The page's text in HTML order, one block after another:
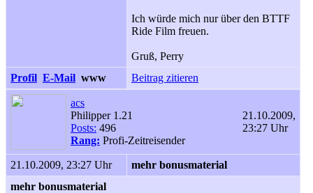
Ich würde mich nur über den BTTF
Ride Film freuen.
Gruß, Perry
Profil E-Mail www Beitrag zitieren
acs
Philipper 1.21
Posts: 496
Rang: Profi-Zeitreisender
21.10.2009,
23:27 Uhr
21.10.2009, 23:27 Uhr
mehr bonusmaterial
mehr bonusmaterial